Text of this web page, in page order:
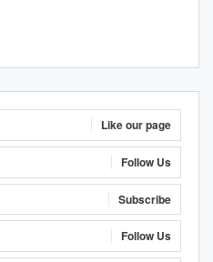
Like our page
Follow Us
Subscribe
Follow Us